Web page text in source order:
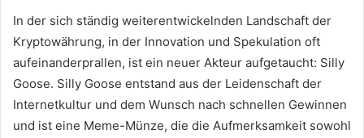
In der sich ständig weiterentwickelnden Landschaft der
Kryptowährung, in der Innovation und Spekulation oft
aufeinanderprallen, ist ein neuer Akteur aufgetaucht: Silly
Goose. Silly Goose entstand aus der Leidenschaft der
Internetkultur und dem Wunsch nach schnellen Gewinnen
und ist eine Meme-Münze, die die Aufmerksamkeit sowohl